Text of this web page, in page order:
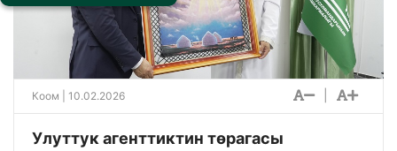
Коом | 10.02.2026
Улуттук агенттиктин төрагасы